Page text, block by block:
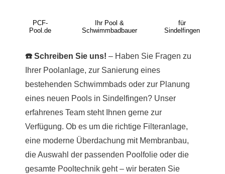
PCF-
Pool.de
Ihr Pool &
Schwimmbadbauer
für
Sindelfingen
☎️ Schreiben Sie uns! – Haben Sie Fragen zu
Ihrer Poolanlage, zur Sanierung eines
bestehenden Schwimmbads oder zur Planung
eines neuen Pools in Sindelfingen? Unser
erfahrenes Team steht Ihnen gerne zur
Verfügung. Ob es um die richtige Filteranlage,
eine moderne Überdachung mit Membranbau,
die Auswahl der passenden Poolfolie oder die
gesamte Pooltechnik geht – wir beraten Sie